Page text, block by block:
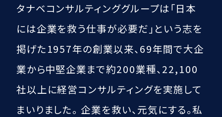
タナベコンサルティンググループは「日本
には企業を救う仕事が必要だ」という志を
掲げた1957年の創業以来、69年間で大企
業から中堅企業まで約200業種、22,100
社以上に経営コンサルティングを実施して
まいりました。 企業を救い、元気にする。私